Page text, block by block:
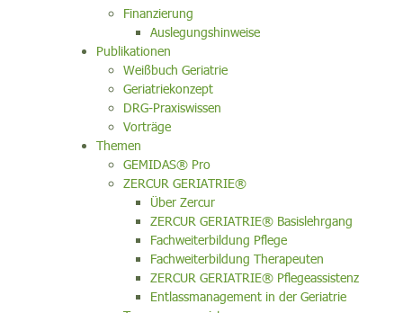
Finanzierung
Auslegungshinweise
Publikationen
Weißbuch Geriatrie
Geriatriekonzept
DRG-Praxiswissen
Vorträge
Themen
GEMIDAS® Pro
ZERCUR GERIATRIE®
Über Zercur
ZERCUR GERIATRIE® Basislehrgang
Fachweiterbildung Pflege
Fachweiterbildung Therapeuten
ZERCUR GERIATRIE® Pflegeassistenz
Entlassmanagement in der Geriatrie